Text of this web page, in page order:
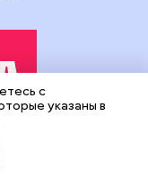
Департамента
города Москвы.
технологии
информации
с
указаны в